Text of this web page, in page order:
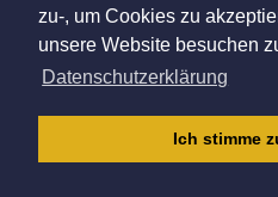
zu-, um Cookies zu
unsere Website besuchen
Datenschutzerklärung
Ich stimme
TERMS OF
CHILDREN PRIVACY